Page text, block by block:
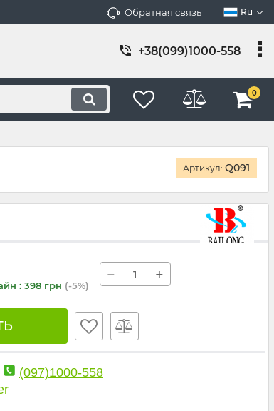
Обратная связь Ru
+38(099)1000-558
0
Артикул: Q091
: 398 грн (-5%)
− +
(097)1000-558